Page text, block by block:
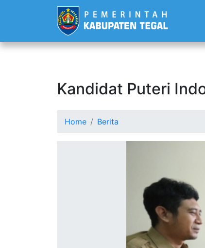
Kandidat Puteri
Home Berita